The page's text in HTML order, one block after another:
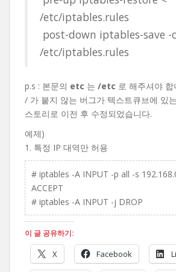
/etc/iptables.rules
post-down iptables-save -
/etc/iptables.rules
p.s : 본문의 etc 는 /etc 로 해주셔야
/ 가 붙지 않는 버그가 텍스트큐브에 있
스토리로 이전 후 수정되었습니다.
예제)
1. 특정 IP 대역만 허용
# iptables -A INPUT -p all -s
ACCEPT
# iptables -A INPUT -j DROP
이 글 공유하기:
X Facebook